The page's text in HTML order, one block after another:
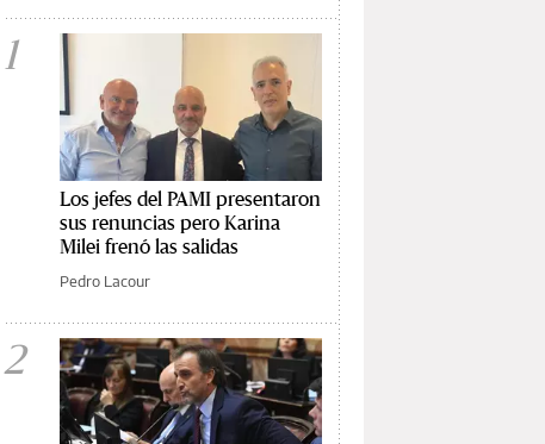
1
Los jefes del PAMI presentaron
sus renuncias pero Karina
Milei frenó las salidas
Pedro Lacour
2